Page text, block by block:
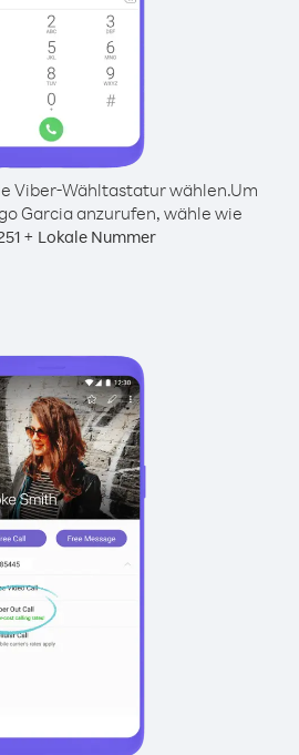
Viber-Wähltastatur wählen.Um
Garcia anzurufen, wähle wie
+ Lokale Nummer